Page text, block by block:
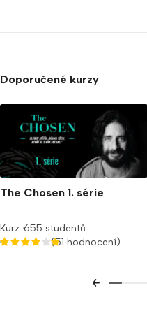
Doporučené kurzy
The Chosen 1. série
Kurz 655 studentů
(51 hodnocení)